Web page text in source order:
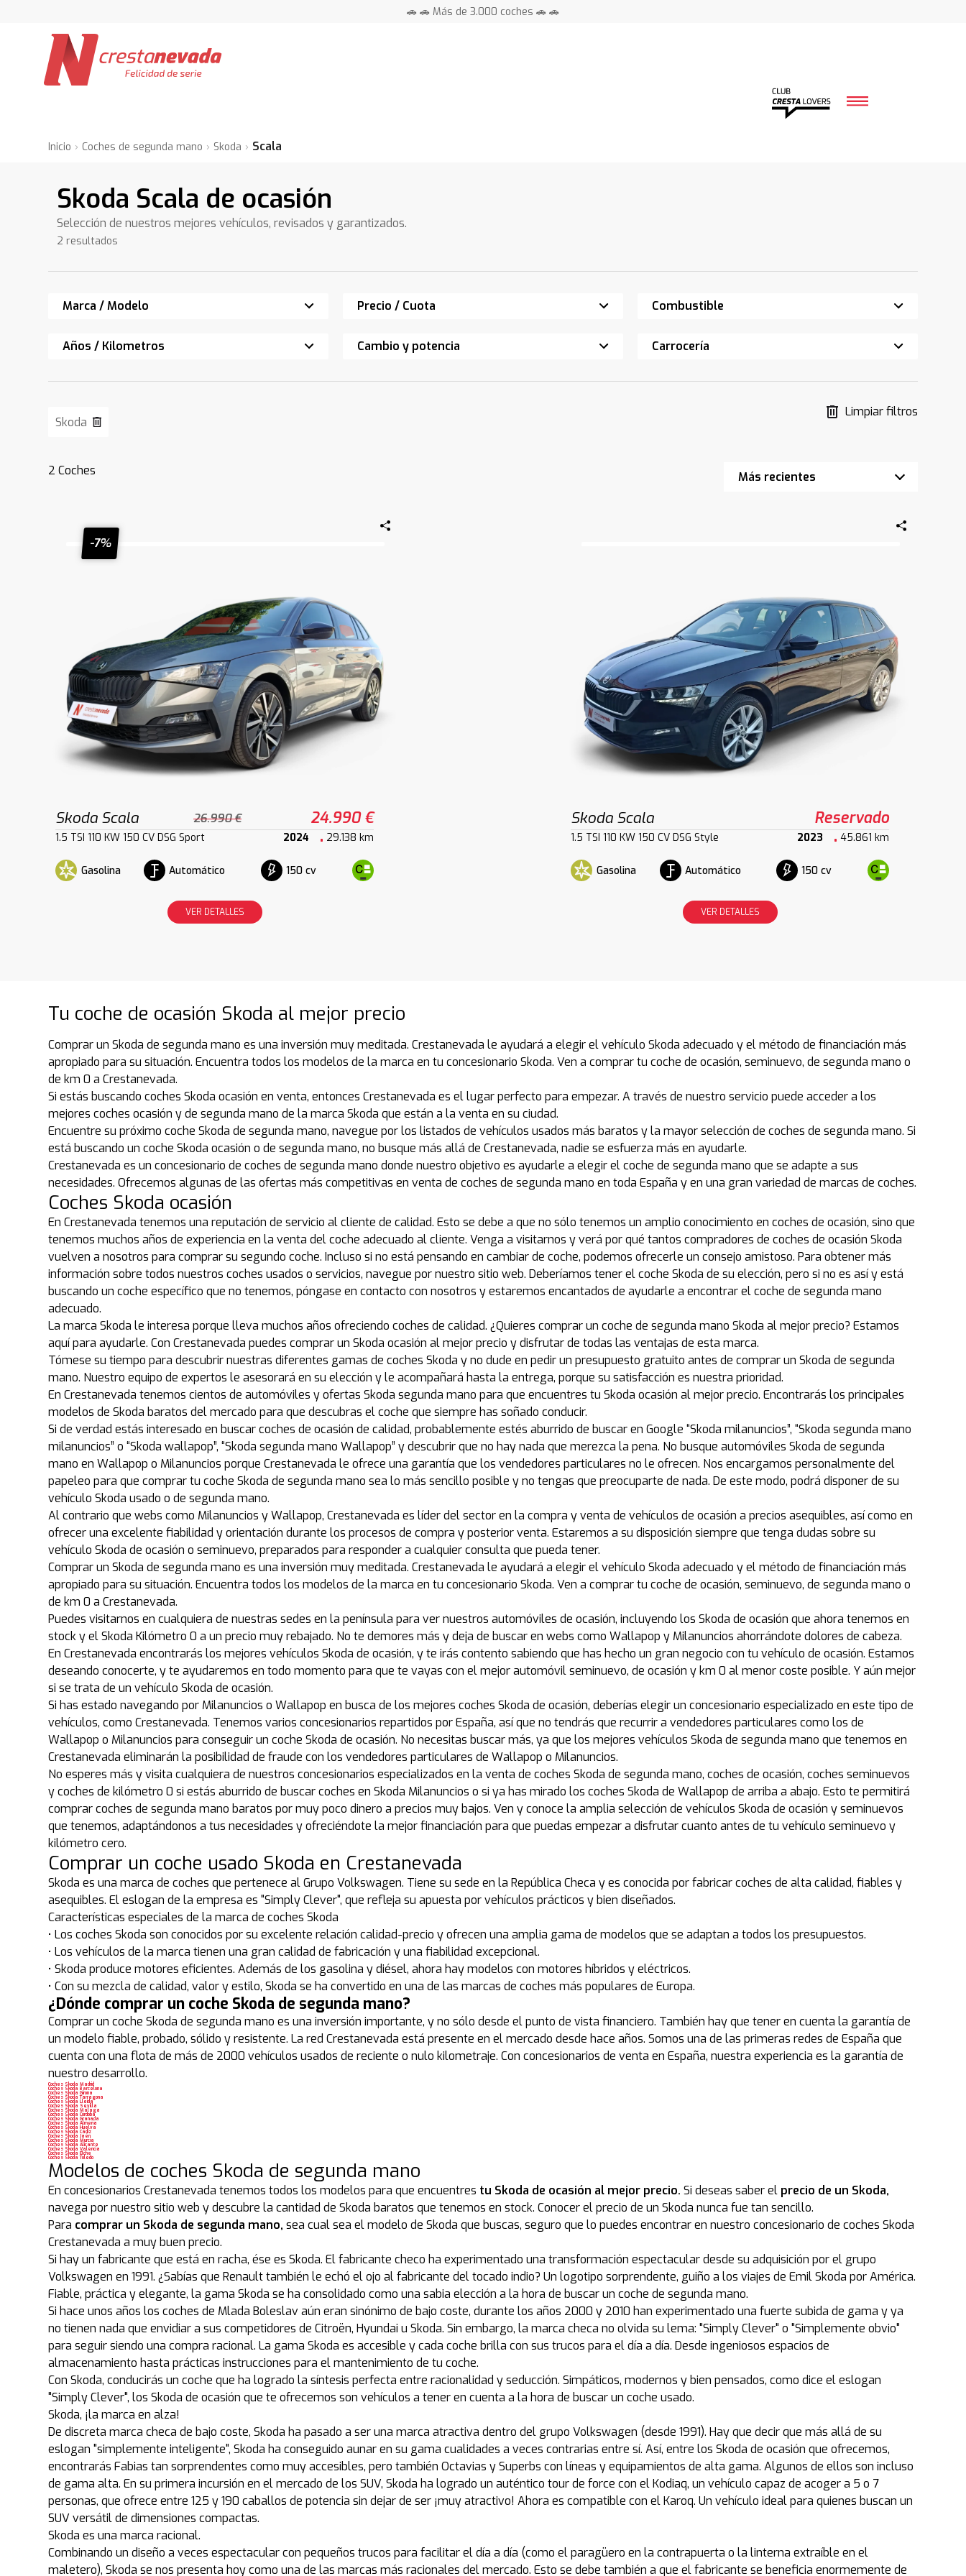
🚗 🚗 Más de 3.000 coches 🚗 🚗
Inicio Coches de segunda mano Skoda Scala
Skoda Scala de ocasión
Selección de nuestros mejores vehículos, revisados y garantizados.
2 resultados
Marca / Modelo Precio / Cuota Combustible
Años / Kilometros Cambio y potencia Carrocería
Skoda
Limpiar filtros
2 Coches
-7%
Skoda Scala 26.990 € 24.990 €
1.5 TSI 110 KW 150 CV DSG Sport 2024 29.138 km
Gasolina Automático 150 cv
VER DETALLES
Skoda Scala Reservado
1.5 TSI 110 KW 150 CV DSG Style 2023 45.861 km
Gasolina Automático 150 cv
VER DETALLES
Tu coche de ocasión Skoda al mejor precio
Comprar un Skoda de segunda mano es una inversión muy meditada. Crestanevada le ayudará a elegir el vehículo Skoda adecuado y el método de financiación más
apropiado para su situación. Encuentra todos los modelos de la marca en tu concesionario Skoda. Ven a comprar tu coche de ocasión, seminuevo, de segunda mano o
de km 0 a Crestanevada.
Si estás buscando coches Skoda ocasión en venta, entonces Crestanevada es el lugar perfecto para empezar. A través de nuestro servicio puede acceder a los
mejores coches ocasión y de segunda mano de la marca Skoda que están a la venta en su ciudad.
Encuentre su próximo coche Skoda de segunda mano, navegue por los listados de vehículos usados más baratos y la mayor selección de coches de segunda mano. Si
está buscando un coche Skoda ocasión o de segunda mano, no busque más allá de Crestanevada, nadie se esfuerza más en ayudarle.
Crestanevada es un concesionario de coches de segunda mano donde nuestro objetivo es ayudarle a elegir el coche de segunda mano que se adapte a sus
necesidades. Ofrecemos algunas de las ofertas más competitivas en venta de coches de segunda mano en toda España y en una gran variedad de marcas de coches.
Coches Skoda ocasión
En Crestanevada tenemos una reputación de servicio al cliente de calidad. Esto se debe a que no sólo tenemos un amplio conocimiento en coches de ocasión, sino que
tenemos muchos años de experiencia en la venta del coche adecuado al cliente. Venga a visitarnos y verá por qué tantos compradores de coches de ocasión Skoda
vuelven a nosotros para comprar su segundo coche. Incluso si no está pensando en cambiar de coche, podemos ofrecerle un consejo amistoso. Para obtener más
información sobre todos nuestros coches usados o servicios, navegue por nuestro sitio web. Deberíamos tener el coche Skoda de su elección, pero si no es así y está
buscando un coche específico que no tenemos, póngase en contacto con nosotros y estaremos encantados de ayudarle a encontrar el coche de segunda mano
adecuado.
La marca Skoda le interesa porque lleva muchos años ofreciendo coches de calidad. ¿Quieres comprar un coche de segunda mano Skoda al mejor precio? Estamos
aquí para ayudarle. Con Crestanevada puedes comprar un Skoda ocasión al mejor precio y disfrutar de todas las ventajas de esta marca.
Tómese su tiempo para descubrir nuestras diferentes gamas de coches Skoda y no dude en pedir un presupuesto gratuito antes de comprar un Skoda de segunda
mano. Nuestro equipo de expertos le asesorará en su elección y le acompañará hasta la entrega, porque su satisfacción es nuestra prioridad.
En Crestanevada tenemos cientos de automóviles y ofertas Skoda segunda mano para que encuentres tu Skoda ocasión al mejor precio. Encontrarás los principales
modelos de Skoda baratos del mercado para que descubras el coche que siempre has soñado conducir.
Si de verdad estás interesado en buscar coches de ocasión de calidad, probablemente estés aburrido de buscar en Google “Skoda milanuncios”, “Skoda segunda mano
milanuncios” o “Skoda wallapop”, “Skoda segunda mano Wallapop” y descubrir que no hay nada que merezca la pena. No busque automóviles Skoda de segunda
mano en Wallapop o Milanuncios porque Crestanevada le ofrece una garantía que los vendedores particulares no le ofrecen. Nos encargamos personalmente del
papeleo para que comprar tu coche Skoda de segunda mano sea lo más sencillo posible y no tengas que preocuparte de nada. De este modo, podrá disponer de su
vehículo Skoda usado o de segunda mano.
Al contrario que webs como Milanuncios y Wallapop, Crestanevada es líder del sector en la compra y venta de vehículos de ocasión a precios asequibles, así como en
ofrecer una excelente fiabilidad y orientación durante los procesos de compra y posterior venta. Estaremos a su disposición siempre que tenga dudas sobre su
vehículo Skoda de ocasión o seminuevo, preparados para responder a cualquier consulta que pueda tener.
Comprar un Skoda de segunda mano es una inversión muy meditada. Crestanevada le ayudará a elegir el vehículo Skoda adecuado y el método de financiación más
apropiado para su situación. Encuentra todos los modelos de la marca en tu concesionario Skoda. Ven a comprar tu coche de ocasión, seminuevo, de segunda mano o
de km 0 a Crestanevada.
Puedes visitarnos en cualquiera de nuestras sedes en la península para ver nuestros automóviles de ocasión, incluyendo los Skoda de ocasión que ahora tenemos en
stock y el Skoda Kilómetro 0 a un precio muy rebajado. No te demores más y deja de buscar en webs como Wallapop y Milanuncios ahorrándote dolores de cabeza.
En Crestanevada encontrarás los mejores vehículos Skoda de ocasión, y te irás contento sabiendo que has hecho un gran negocio con tu vehículo de ocasión. Estamos
deseando conocerte, y te ayudaremos en todo momento para que te vayas con el mejor automóvil seminuevo, de ocasión y km 0 al menor coste posible. Y aún mejor
si se trata de un vehículo Skoda de ocasión.
Si has estado navegando por Milanuncios o Wallapop en busca de los mejores coches Skoda de ocasión, deberías elegir un concesionario especializado en este tipo de
vehículos, como Crestanevada. Tenemos varios concesionarios repartidos por España, así que no tendrás que recurrir a vendedores particulares como los de
Wallapop o Milanuncios para conseguir un coche Skoda de ocasión. No necesitas buscar más, ya que los mejores vehículos Skoda de segunda mano que tenemos en
Crestanevada eliminarán la posibilidad de fraude con los vendedores particulares de Wallapop o Milanuncios.
No esperes más y visita cualquiera de nuestros concesionarios especializados en la venta de coches Skoda de segunda mano, coches de ocasión, coches seminuevos
y coches de kilómetro 0 si estás aburrido de buscar coches en Skoda Milanuncios o si ya has mirado los coches Skoda de Wallapop de arriba a abajo. Esto te permitirá
comprar coches de segunda mano baratos por muy poco dinero a precios muy bajos. Ven y conoce la amplia selección de vehículos Skoda de ocasión y seminuevos
que tenemos, adaptándonos a tus necesidades y ofreciéndote la mejor financiación para que puedas empezar a disfrutar cuanto antes de tu vehículo seminuevo y
kilómetro cero.
Comprar un coche usado Skoda en Crestanevada
Skoda es una marca de coches que pertenece al Grupo Volkswagen. Tiene su sede en la República Checa y es conocida por fabricar coches de alta calidad, fiables y
asequibles. El eslogan de la empresa es "Simply Clever", que refleja su apuesta por vehículos prácticos y bien diseñados.
Características especiales de la marca de coches Skoda
• Los coches Skoda son conocidos por su excelente relación calidad-precio y ofrecen una amplia gama de modelos que se adaptan a todos los presupuestos.
• Los vehículos de la marca tienen una gran calidad de fabricación y una fiabilidad excepcional.
• Skoda produce motores eficientes. Además de los gasolina y diésel, ahora hay modelos con motores híbridos y eléctricos.
• Con su mezcla de calidad, valor y estilo, Skoda se ha convertido en una de las marcas de coches más populares de Europa.
¿Dónde comprar un coche Skoda de segunda mano?
Comprar un coche Skoda de segunda mano es una inversión importante, y no sólo desde el punto de vista financiero. También hay que tener en cuenta la garantía de
un modelo fiable, probado, sólido y resistente. La red Crestanevada está presente en el mercado desde hace años. Somos una de las primeras redes de España que
cuenta con una flota de más de 2000 vehículos usados de reciente o nulo kilometraje. Con concesionarios de venta en España, nuestra experiencia es la garantía de
nuestro desarrollo.
Coches Skoda Madrid
Coches Skoda Barcelona
Coches Skoda Girona
Coches Skoda Tarragona
Coches Skoda Lleida
Coches Skoda Sevilla
Coches Skoda Málaga
Coches Skoda Córdoba
Coches Skoda Granada
Coches Skoda Almería
Coches Skoda Huelva
Coches Skoda Cádiz
Coches Skoda Jaén
Coches Skoda Murcia
Coches Skoda Alicante
Coches Skoda Valencia
Coches Skoda Elche
Coches Skoda Toledo
Modelos de coches Skoda de segunda mano
En concesionarios Crestanevada tenemos todos los modelos para que encuentres tu Skoda de ocasión al mejor precio. Si deseas saber el precio de un Skoda,
navega por nuestro sitio web y descubre la cantidad de Skoda baratos que tenemos en stock. Conocer el precio de un Skoda nunca fue tan sencillo.
Para comprar un Skoda de segunda mano, sea cual sea el modelo de Skoda que buscas, seguro que lo puedes encontrar en nuestro concesionario de coches Skoda
Crestanevada a muy buen precio.
Si hay un fabricante que está en racha, ése es Skoda. El fabricante checo ha experimentado una transformación espectacular desde su adquisición por el grupo
Volkswagen en 1991. ¿Sabías que Renault también le echó el ojo al fabricante del tocado indio? Un logotipo sorprendente, guiño a los viajes de Emil Skoda por América.
Fiable, práctica y elegante, la gama Skoda se ha consolidado como una sabia elección a la hora de buscar un coche de segunda mano.
Si hace unos años los coches de Mlada Boleslav aún eran sinónimo de bajo coste, durante los años 2000 y 2010 han experimentado una fuerte subida de gama y ya
no tienen nada que envidiar a sus competidores de Citroën, Hyundai u Skoda. Sin embargo, la marca checa no olvida su lema: "Simply Clever" o "Simplemente obvio"
para seguir siendo una compra racional. La gama Skoda es accesible y cada coche brilla con sus trucos para el día a día. Desde ingeniosos espacios de
almacenamiento hasta prácticas instrucciones para el mantenimiento de tu coche.
Con Skoda, conducirás un coche que ha logrado la síntesis perfecta entre racionalidad y seducción. Simpáticos, modernos y bien pensados, como dice el eslogan
"Simply Clever", los Skoda de ocasión que te ofrecemos son vehículos a tener en cuenta a la hora de buscar un coche usado.
Skoda, ¡la marca en alza!
De discreta marca checa de bajo coste, Skoda ha pasado a ser una marca atractiva dentro del grupo Volkswagen (desde 1991). Hay que decir que más allá de su
eslogan "simplemente inteligente", Skoda ha conseguido aunar en su gama cualidades a veces contrarias entre sí. Así, entre los Skoda de ocasión que ofrecemos,
encontrarás Fabias tan sorprendentes como muy accesibles, pero también Octavias y Superbs con líneas y equipamientos de alta gama. Algunos de ellos son incluso
de gama alta. En su primera incursión en el mercado de los SUV, Skoda ha logrado un auténtico tour de force con el Kodiaq, un vehículo capaz de acoger a 5 o 7
personas, que ofrece entre 125 y 190 caballos de potencia sin dejar de ser ¡muy atractivo! Ahora es compatible con el Karoq. Un vehículo ideal para quienes buscan un
SUV versátil de dimensiones compactas.
Skoda es una marca racional.
Combinando un diseño a veces espectacular con pequeños trucos para facilitar el día a día (como el paragüero en la contrapuerta o la linterna extraíble en el
maletero), Skoda se nos presenta hoy como una de las marcas más racionales del mercado. Esto se debe también a que el fabricante se beneficia enormemente de